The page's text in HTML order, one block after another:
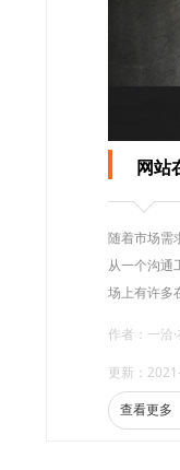
网站在
随着市场需
从一个沟通
场上有许多
在线客服系
作者：一洽
更新：
查看更多